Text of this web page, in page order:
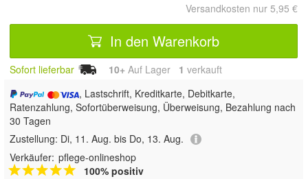
Versandkosten nur 5,95 €
In den Warenkorb
Sofort lieferbar 10+ Auf Lager 1 verkauft
, Lastschrift, Kreditkarte, Debitkarte,
Ratenzahlung, Sofortüberweisung, Überweisung, Bezahlung nach
30 Tagen
Zustellung: Di, 11. Aug. bis Do, 13. Aug.
Verkäufer: pflege-onlineshop
100% positiv